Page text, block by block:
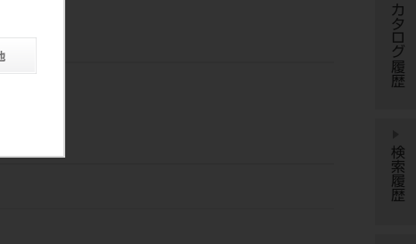
カタログ履歴
検索履歴